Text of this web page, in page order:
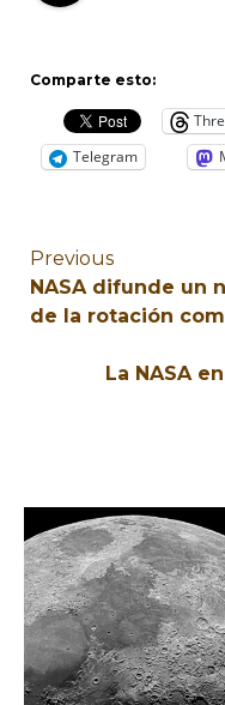
Comparte esto:
Telegram
Previous
NASA difunde un
de la rotación
La NASA